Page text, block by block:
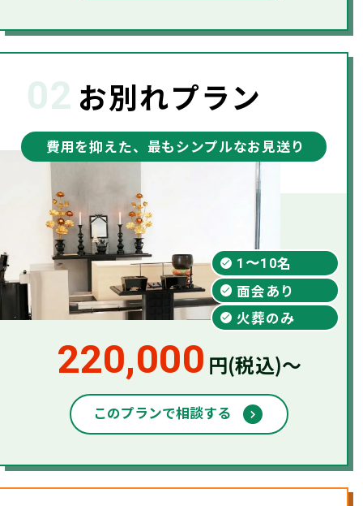
02 お別れプラン
費用を抑えた、最もシンプルなお見送り
1〜10名
面会あり
火葬のみ
220,000 円(税込)～
このプランで相談する